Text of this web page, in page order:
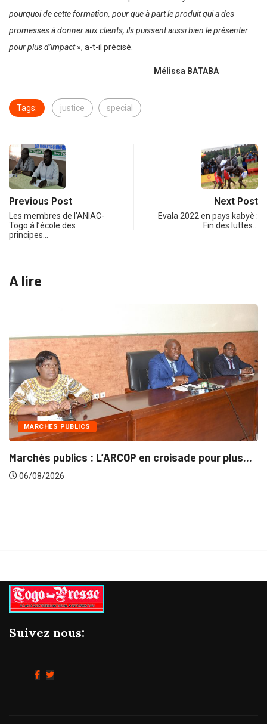
pourquoi de cette formation, pour que à part le produit qui a des
promesses à donner aux clients, ils puissent aussi bien le présenter
pour plus d’impact», a-t-il précisé.
Mélissa BATABA
Tags: justice special
Previous Post
Les membres de l’ANIAC-
Togo à l’école des
principes…
Next Post
Evala 2022 en pays kabyè :
Fin des luttes…
A lire
plus...
INTÉGRATION RÉGIONALE
Gestion concertée et durable du
Suivez nous: